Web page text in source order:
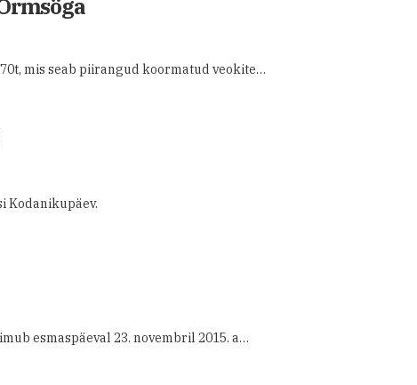
mis seab piirangud koormatud veokite…
Kodanikupäev.
esmaspäeval 23. novembril 2015. a…